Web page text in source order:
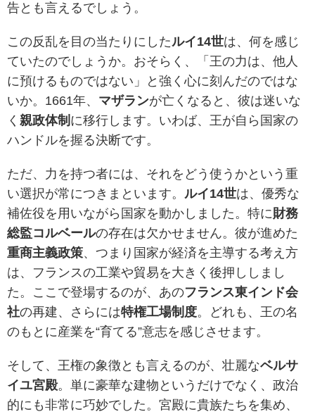
告とも言えるでしょう。
この反乱を目の当たりにしたルイ14世は、何を感じ
ていたのでしょうか。おそらく、「王の力は、他人
に預けるものではない」と強く心に刻んだのではな
いか。1661年、 マザランが亡くなると、彼は迷いな
く 親政体制 に移行します。いわば、王が自ら国家の
ハンドルを握る決断です。
ただ、力を持つ者には、それをどう使うかという重
い選択が常につきまといます。 ルイ14世は、優秀な
補佐役を用いながら国家を動かしました。特に財務
総監コルベールの存在は欠かせません。彼が進めた
重商主義政策、つまり国家が経済を主導する考え方
は、フランスの工業や貿易を大きく後押ししまし
た。ここで登場するのが、あのフランス東インド会
社の再建、さらには特権工場制度。どれも、王の名
のもとに産業を“育てる”意志を感じさせます。
そして、王権の象徴とも言えるのが、壮麗なベルサ
イユ宮殿。単に豪華な建物というだけでなく、政治
的にも非常に巧妙でした。宮殿に貴族たちを集め、